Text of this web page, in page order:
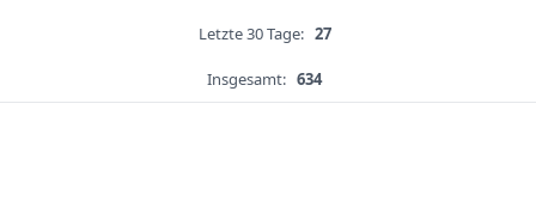
Letzte 30 Tage: 27
Insgesamt: 634